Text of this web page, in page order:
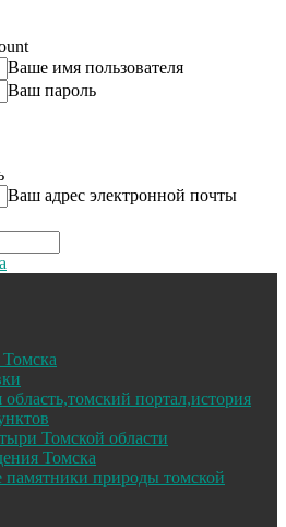
Ваше имя пользователя
Ваш пароль
Ваш адрес электронной почты
портал,история
Томской области
Томска
памятники природы томской